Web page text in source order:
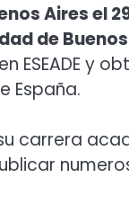
Aires el
de
ESEADE y
España.
carrera